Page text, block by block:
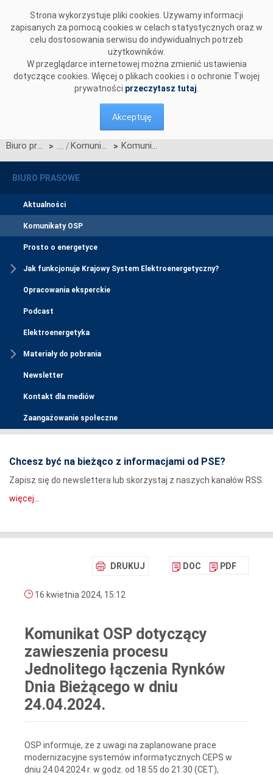
Strona wykorzystuje pliki cookies. Używamy informacji
zapisanych za pomocą cookies w celach statystycznych oraz w
celu dostosowania serwisu do indywidualnych potrzeb
użytkowników.
W przeglądarce internetowej można zmienić ustawienia
dotyczące cookies. Więcej o plikach cookies i o ochronie Twojej
prywatności przeczytasz tutaj
Akceptuję
Biuro prasowe > Komunikaty OSP > Komunikat OSP dotyczący zawieszenia procesu Jednolitego łączenia Rynków Dnia Bieżącego w dniu 24.04.2024.
BIURO PRASOWE
Aktualności
Komunikaty OSP
Prosto o energetyce
Jak funkcjonuje Krajowy System Elektroenergetyczny?
Opracowania eksperckie
Podcast
Elektroenergetyka
Materiały do pobrania
Newsletter
Kontakt dla mediów
Zaangażowanie społeczne
Chcesz być na bieżąco z informacjami od PSE?
Zapisz się do newslettera lub skorzystaj z naszych kanałów RSS.
więcej...
DRUKUJ DOC PDF
16 kwietnia 2024, 15:12
Komunikat OSP dotyczący
zawieszenia procesu
Jednolitego łączenia Rynków
Dnia Bieżącego w dniu
24.04.2024.
OSP informuje, że z uwagi na zaplanowane prace
modernizacyjne systemów informatycznych CEPS w
dniu 24.04.2024 r. w godz. od 18:55 do 21:30 (CET),